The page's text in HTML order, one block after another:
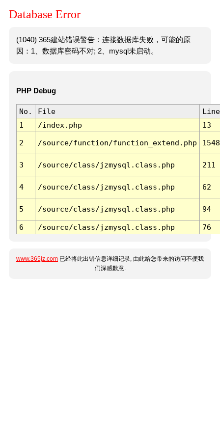
Database Error
(1040) 365建站错误警告：连接数据库失败，可能的原
因：1、数据库密码不对; 2、mysql未启动。
PHP Debug
No. File
Line
1
/index.php 13
2 /source/function/function_extend.php 1548
3 /source/class/jzmysql.class.php 211
4 /source/class/jzmysql.class.php 62
5 /source/class/jzmysql.class.php 94
6 /source/class/jzmysql.class.php 76
www.365jz.com 已经将此出错信息详细记录, 由此给您带来的访问不便我
们深感歉意.